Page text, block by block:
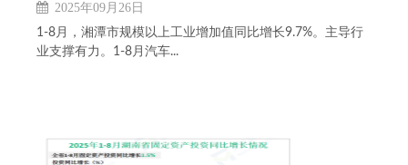
2025年09月26日
1-8月，湘潭市规模以上工业增加值同比增长9.7%。主导行
业支撑有力。1-8月汽车...